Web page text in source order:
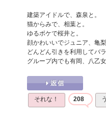
建築アイドルで、森泉と。
猫からみで、相葉と。
ゆるボケで桜井と。
顔かわいいでジュニア、亀梨
どんどん引きを利用してバ
グループ内でも有岡、八乙
それな！ 208